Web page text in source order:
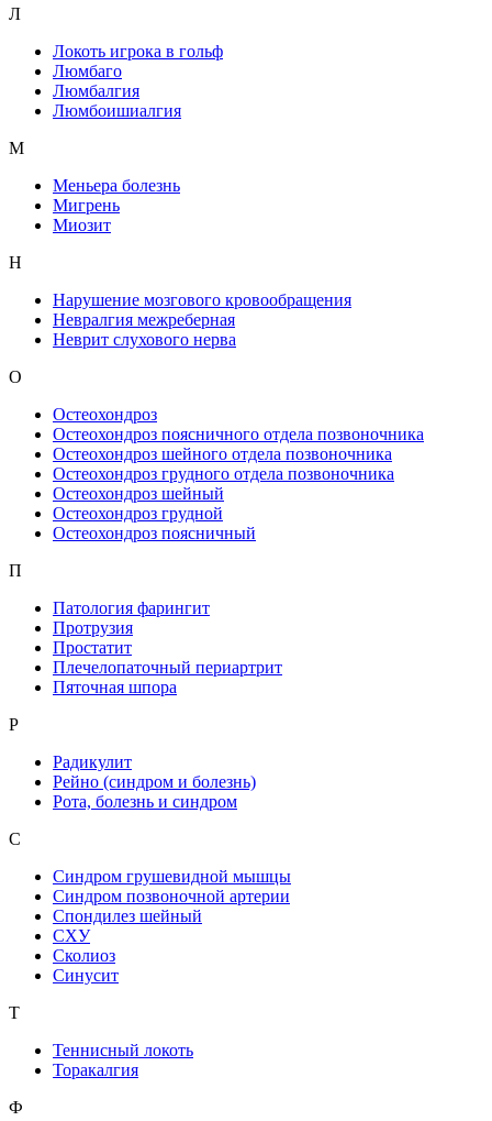
Л
Локоть игрока в гольф
Люмбаго
Люмбалгия
Люмбоишиалгия
М
Меньера болезнь
Мигрень
Миозит
Н
Нарушение мозгового кровообращения
Невралгия межреберная
Неврит слухового нерва
О
Остеохондроз
Остеохондроз поясничного отдела позвоночника
Остеохондроз шейного отдела позвоночника
Остеохондроз грудного отдела позвоночника
Остеохондроз шейный
Остеохондроз грудной
Остеохондроз поясничный
П
Патология фарингит
Протрузия
Простатит
Плечелопаточный периартрит
Пяточная шпора
Р
Радикулит
Рейно (синдром и болезнь)
Рота, болезнь и синдром
С
Синдром грушевидной мышцы
Синдром позвоночной артерии
Спондилез шейный
СХУ
Сколиоз
Синусит
Т
Теннисный локоть
Торакалгия
Ф